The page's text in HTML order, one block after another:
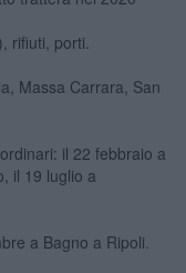
rifiuti, porti.
Massa Carrara, San
il 22 febbraio a
il 19 luglio a
a Bagno a Ripoli.